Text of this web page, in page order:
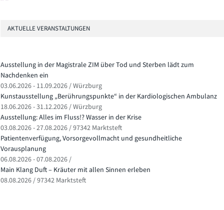
AKTUELLE VERANSTALTUNGEN
Ausstellung in der Magistrale ZIM über Tod und Sterben lädt zum
Nachdenken ein
03.06.2026 - 11.09.2026 / Würzburg
Kunstausstellung „Berührungspunkte“ in der Kardiologischen Ambulanz
18.06.2026 - 31.12.2026 / Würzburg
Ausstellung: Alles im Fluss!? Wasser in der Krise
03.08.2026 - 27.08.2026 / 97342 Marktsteft
Patientenverfügung, Vorsorgevollmacht und gesundheitliche
Vorausplanung
06.08.2026 - 07.08.2026 /
Main Klang Duft – Kräuter mit allen Sinnen erleben
08.08.2026 / 97342 Marktsteft